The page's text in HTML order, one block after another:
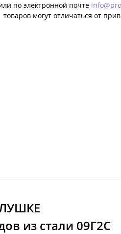
по электронной почте
товаров могут отличаться от
из стали 09Г2С